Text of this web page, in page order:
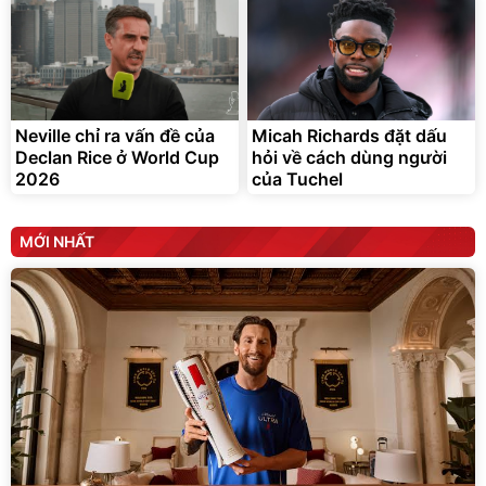
Neville chỉ ra vấn đề của
Declan Rice ở World Cup
2026
Micah Richards đặt dấu
hỏi về cách dùng người
của Tuchel
MỚI NHẤT